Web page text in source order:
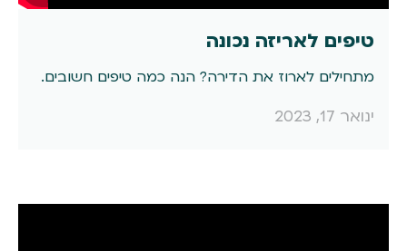
טיפים לאריזה נכונה
מתחילים לארוז את הדירה? הנה כמה טיפים חשובים.
ינואר 17, 2023